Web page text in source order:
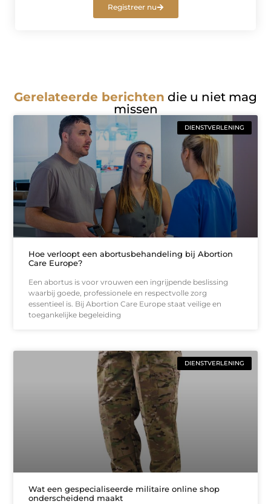
Registreer nu
Gerelateerde berichten die u niet mag
missen
DIENSTVERLENING
Hoe verloopt een abortusbehandeling bij Abortion
Care Europe?
Een abortus is voor vrouwen een ingrijpende beslissing
waarbij goede, professionele en respectvolle zorg
essentieel is. Bij Abortion Care Europe staat veilige en
toegankelijke begeleiding
DIENSTVERLENING
Wat een gespecialiseerde militaire online shop
onderscheidend maakt